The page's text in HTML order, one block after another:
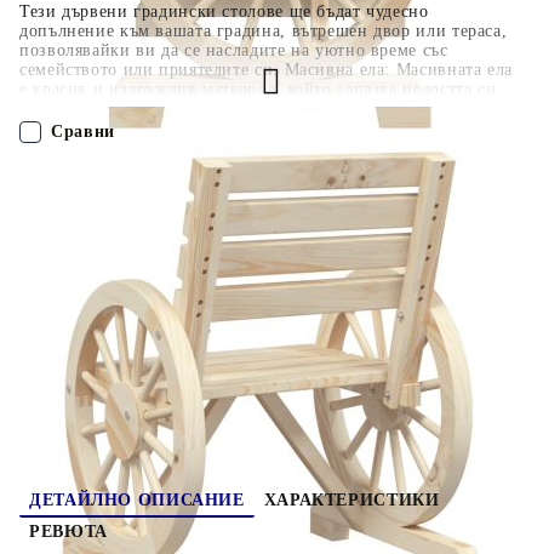
Тези дървени градински столове ще бъдат чудесно
допълнение към вашата градина, вътрешен двор или тераса,
позволявайки ви да се насладите на уютно време със
семейството или приятелите си. Масивна ела: Масивната ела
е красив и издръжлив материал, който запазва целостта си
дори когато е изложен на влага. Не изсъхва и не се
деформира, което я прави надежден избор.Удобно седене:
Облегалката и подлакътниците добавят допълнителен
комфорт при седене на външния стол.Атрактивен дизайн:
Подлакътниците на градинският стол се отличават с дизайн
на колело, което предлага привличащ вниманието вид от
всеки ъгъл. Добре е да се знае:За да сте сигурни, че вашите
външни мебели ще останат красиви, ви препоръчваме да ги
защитите с водоустойчиво покривало. Максимално 110 кг на
ПОРЪЧАЙ БЕЗ РЕГИСТРАЦИЯ
Наш представител ще се свърже с Вас в рамките на работния ден!
3207127 40.200
Оцени продукта
Сравни
ДЕТАЙЛНО ОПИСАНИЕ
ХАРАКТЕРИСТИКИ
РЕВЮТА